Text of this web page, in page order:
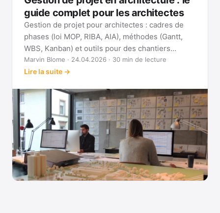
guide complet pour les architectes
Gestion de projet pour architectes : cadres de
phases (loi MOP, RIBA, AIA), méthodes (Gantt,
WBS, Kanban) et outils pour des chantiers
réellement pilotables.
Marvin Blome · 24.04.2026 · 30 min de lecture
Lire la suite →